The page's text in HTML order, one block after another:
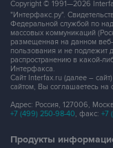
Copyright © 1991—2026
"Интерфакс.ру".
Федеральной службой по
массовых коммуникаций
размещенная на данном
пользования и не подлежит
распространению в какой-
Интерфакса.
Сайт Interfax.ru (далее –
сайтом, Вы соглашаетесь
Адрес: Россия, 127006,
+7 (499) 250-98-40, факс: +7
Продукты